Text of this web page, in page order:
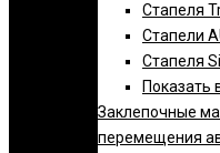
Стапеля
Стапели
Стапеля
Показать
Заклепочные
перемещения